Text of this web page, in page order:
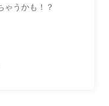
ゃうかも！？